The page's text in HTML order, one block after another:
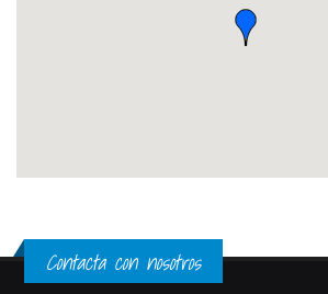
Contacta con nosotros